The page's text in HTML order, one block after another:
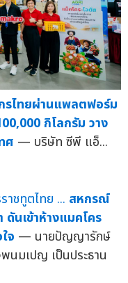
รไทยผ่านแพลตฟอร์ม
กิโลกรัม วาง
ศ — บริษัท ซีพี แอ็...
สหกรณ์
นเข้าห้างแมคโคร
จ — นายปัญญารักษ์
นมเปญ เป็นประธาน